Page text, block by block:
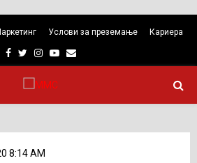
Услови за преземање Кариера
Facebook
TwitterInstagram
Youtube
Email
8:14 AM